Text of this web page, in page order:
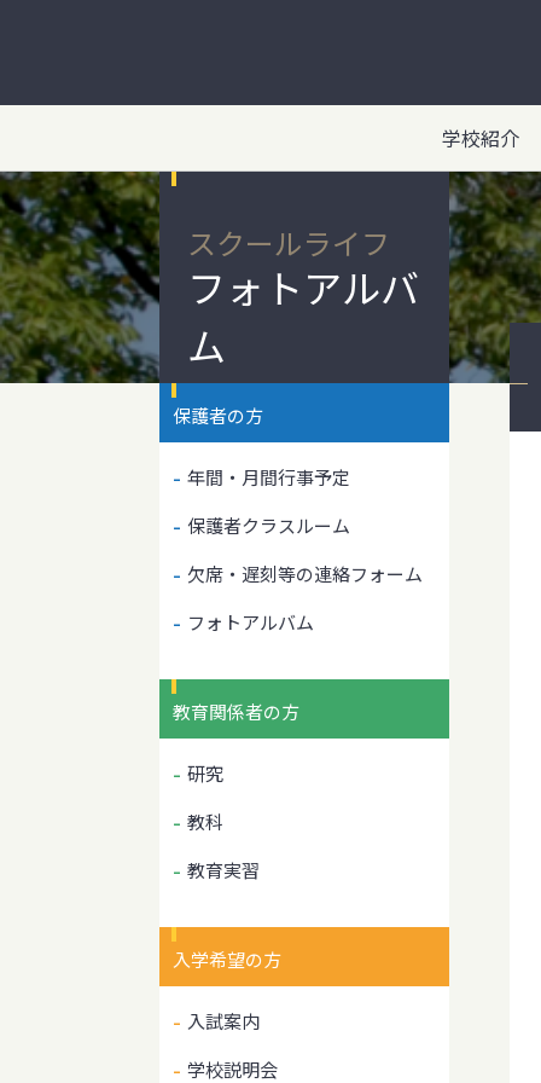
学校紹介
スクールライフ
フォトアルバ
ム
保護者の方
年間・月間行事予定
保護者クラスルーム
欠席・遅刻等の連絡フォーム
フォトアルバム
教育関係者の方
研究
教科
教育実習
入学希望の方
入試案内
学校説明会